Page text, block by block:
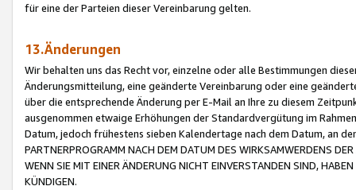
für eine der Parteien dieser Vereinbarung gelten.
13.Änderungen
Wir behalten uns das Recht vor, einzelne oder alle Bestimmungen
Änderungsmitteilung, eine geänderte Vereinbarung oder eine
über die entsprechende Änderung per E-Mail an Ihre zu diesem
ausgenommen etwaige Erhöhungen der Standardvergütung im
Datum, jedoch frühestens sieben Kalendertage nach dem Datum, an
PARTNERPROGRAMM NACH DEM DATUM DES WIRKSAMWERDENS
WENN SIE MIT EINER ÄNDERUNG NICHT EINVERSTANDEN SIND,
KÜNDIGEN.